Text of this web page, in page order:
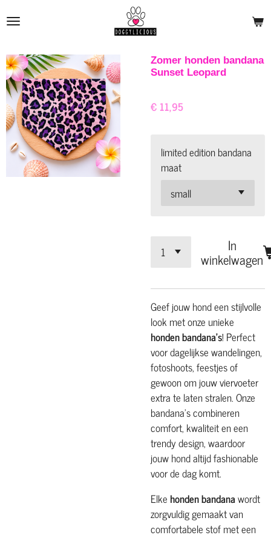
direct
de
hoofdinhoud
Zomer honden bandana
Sunset Leopard
€ 11,95
limited edition bandana
maat
In
winkelwagen
Geef jouw hond een stijlvolle
look met onze unieke
honden bandana’s! Perfect
voor dagelijkse wandelingen,
fotoshoots, feestjes of
gewoon om jouw viervoeter
extra te laten stralen. Onze
bandana’s combineren
comfort, kwaliteit en een
trendy design, waardoor
jouw hond altijd fashionable
voor de dag komt.
Elke honden bandanawordt
zorgvuldig gemaakt van
comfortabele stof met een